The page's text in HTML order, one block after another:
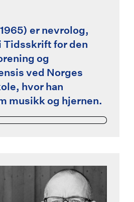
er nevrolog,
Tidsskrift for den
og
ved Norges
hvor han
musikk og hjernen.